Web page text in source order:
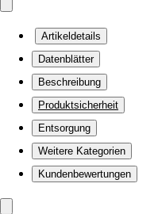
Artikeldetails
Datenblätter
Beschreibung
Produktsicherheit
Entsorgung
Weitere Kategorien
Kundenbewertungen